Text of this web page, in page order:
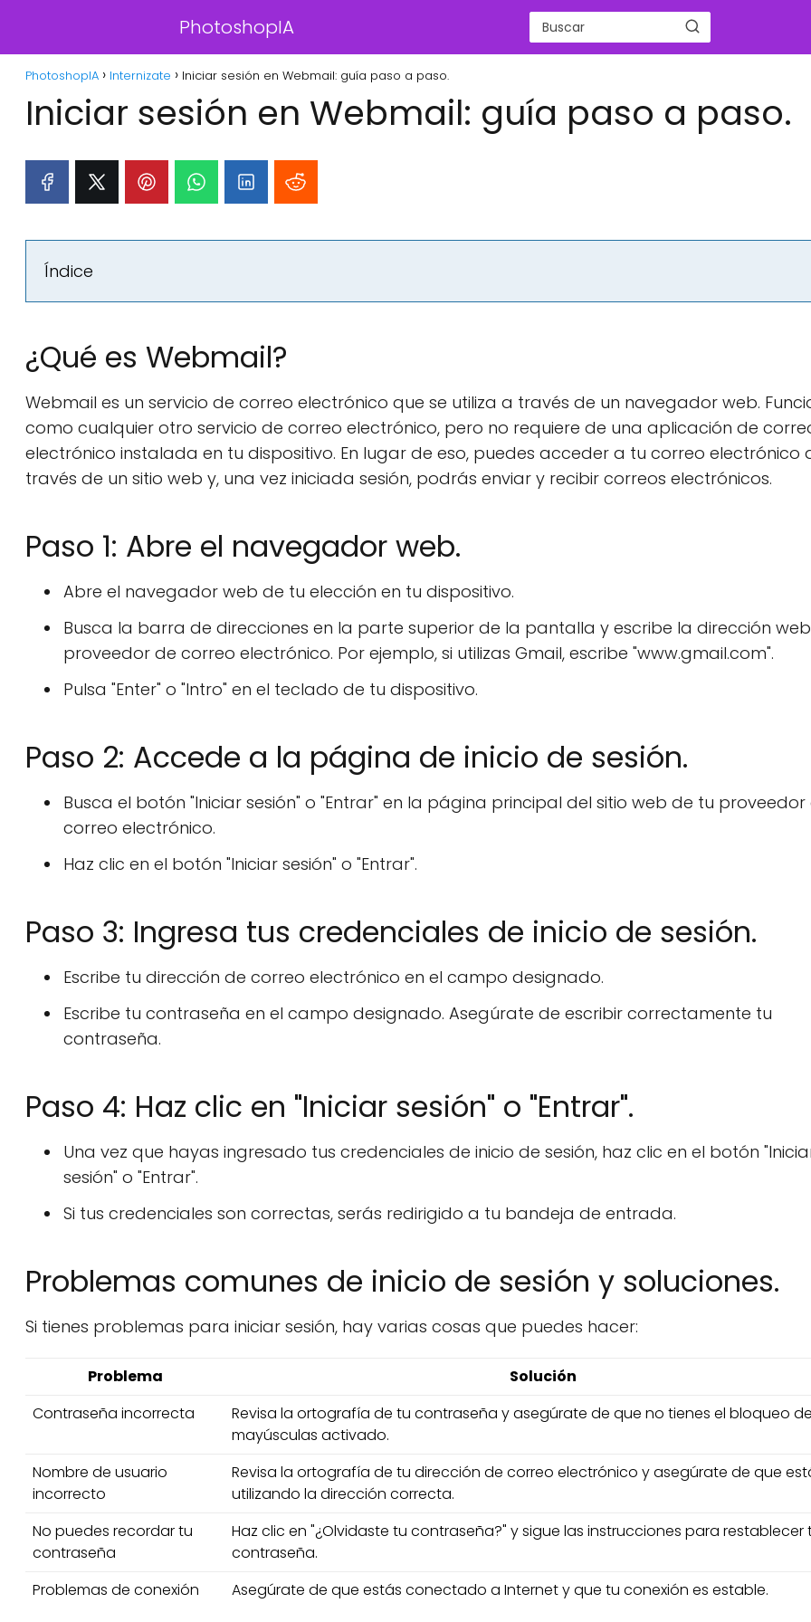
PhotoshopIA
PhotoshopIA Internizate Iniciar sesión en Webmail: guía paso a paso.
Iniciar sesión en Webmail: guía paso a paso.
Índice
¿Qué es Webmail?
Webmail es un servicio de correo electrónico que se utiliza a través de un navegador web.
como cualquier otro servicio de correo electrónico, pero no requiere de una aplicación de
electrónico instalada en tu dispositivo. En lugar de eso, puedes acceder a tu correo electrónico
través de un sitio web y, una vez iniciada sesión, podrás enviar y recibir correos electrónicos.
Paso 1: Abre el navegador web.
Abre el navegador web de tu elección en tu dispositivo.
Busca la barra de direcciones en la parte superior de la pantalla y escribe la dirección
proveedor de correo electrónico. Por ejemplo, si utilizas Gmail, escribe "www.gmail.com".
Pulsa "Enter" o "Intro" en el teclado de tu dispositivo.
Paso 2: Accede a la página de inicio de sesión.
Busca el botón "Iniciar sesión" o "Entrar" en la página principal del sitio web de tu proveedor
correo electrónico.
Haz clic en el botón "Iniciar sesión" o "Entrar".
Paso 3: Ingresa tus credenciales de inicio de sesión.
Escribe tu dirección de correo electrónico en el campo designado.
Escribe tu contraseña en el campo designado. Asegúrate de escribir correctamente tu
contraseña.
Paso 4: Haz clic en "Iniciar sesión" o "Entrar".
Una vez que hayas ingresado tus credenciales de inicio de sesión, haz clic en el botón
sesión" o "Entrar".
Si tus credenciales son correctas, serás redirigido a tu bandeja de entrada.
Problemas comunes de inicio de sesión y soluciones.
Si tienes problemas para iniciar sesión, hay varias cosas que puedes hacer:
Problema
Solución
Contraseña incorrecta
Revisa la ortografía de tu contraseña y asegúrate de que no tienes el bloqueo de
mayúsculas activado.
Nombre de usuario
incorrecto
Revisa la ortografía de tu dirección de correo electrónico y asegúrate de que
utilizando la dirección correcta.
No puedes recordar tu
contraseña
Haz clic en "¿Olvidaste tu contraseña?" y sigue las instrucciones para restablecer
contraseña.
Problemas de conexión
Asegúrate de que estás conectado a Internet y que tu conexión es estable.